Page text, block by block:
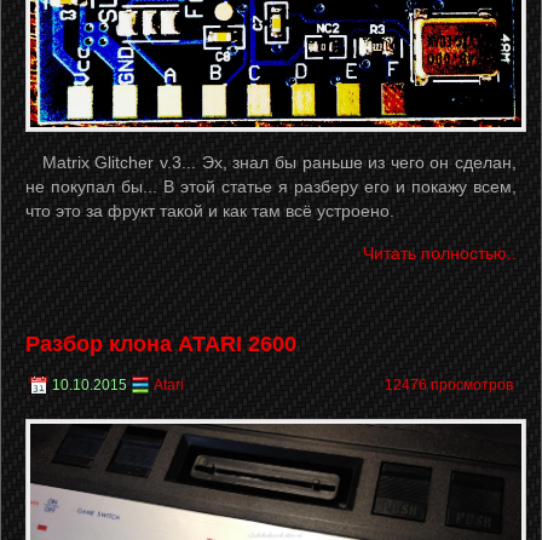
Matrix Glitcher v.3... Эх, знал бы раньше из чего он сделан,
не покупал бы... В этой статье я разберу его и покажу всем,
что это за фрукт такой и как там всё устроено.
Читать полностью..
Разбор клона ATARI 2600
10.10.2015 Atari 12476 просмотров